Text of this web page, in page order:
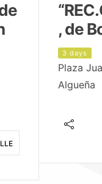
, de
3 days
Plaza
Algueña